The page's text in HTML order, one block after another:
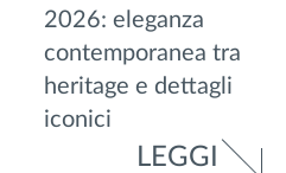
2026: eleganza
contemporanea tra
heritage e dettagli
iconici
LEGGI